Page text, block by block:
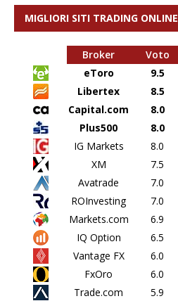
MIGLIORI SITI TRADING ONLINE
Broker Voto
eToro
9.5
Libertex
8.5
Capital.com
8.0
Plus500
8.0
IG Markets
8.0
XM
7.5
Avatrade
7.0
ROInvesting
7.0
Markets.com
6.9
IQ Option
6.5
Vantage FX
6.0
FxOro
6.0
Trade.com
5.9